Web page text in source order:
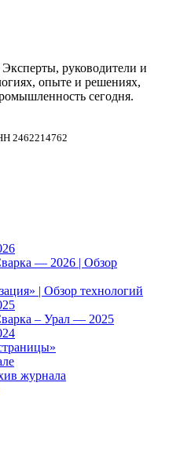
руководители и
опыте и решениях,
сегодня.
2462214762
— 2026 | Обзор
| Обзор технологий
– Урал — 2025
журнала